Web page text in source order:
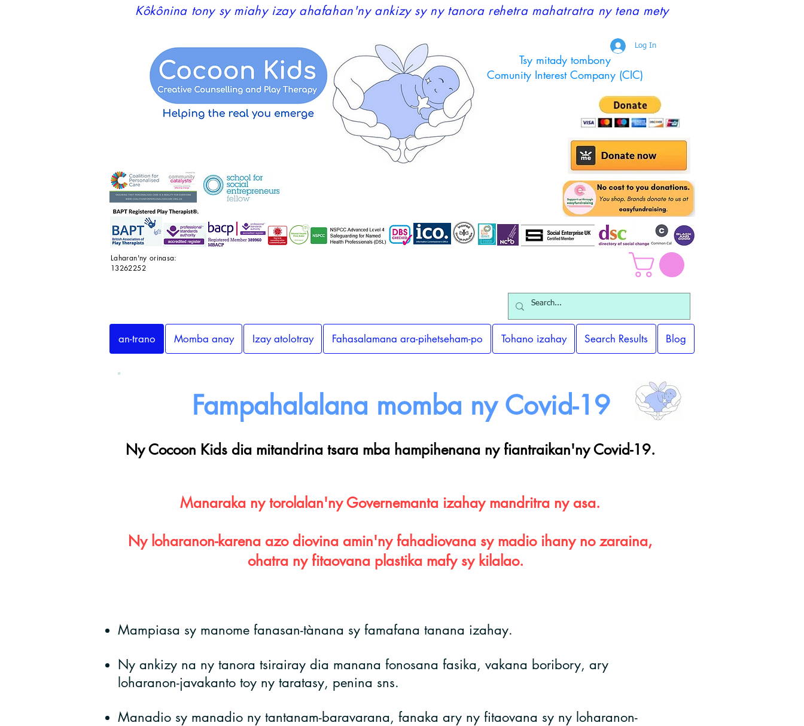
Kôkônina tony sy miahy izay ahafahan'ny ankizy sy ny tanora rehetra mahatratra ny tena mety
Tsy mitady tombony
Comunity Interest Company (CIC)
Log In
Laharan'ny orinasa:
13262252
an-trano Momba anay Izay atolotray Fahasalamana ara-pihetseham-po Tohano izahay Search Results Blog
Fampahalalana momba ny Covid-19
Ny Cocoon Kids dia mitandrina tsara mba hampihenana ny fiantraikan'ny Covid-19.
Manaraka ny torolalan'ny Governemanta izahay mandritra ny asa.
Ny loharanon-karena azo diovina amin'ny fahadiovana sy madio ihany no zaraina,
ohatra ny fitaovana plastika mafy sy kilalao.
Mampiasa sy manome fanasan-tànana sy famafana tanana izahay.
Ny ankizy na ny tanora tsirairay dia manana fonosana fasika, vakana boribory, ary
loharanon-javakanto toy ny taratasy, penina sns.
Manadio sy manadio ny tantanam-baravarana, fanaka ary ny fitaovana sy ny loharanon-